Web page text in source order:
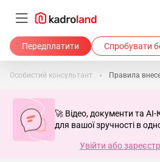
Передплатити Спробувати
Особистий консультант
🚀 Відео, документи та
для вашої зручності в
Увійти або